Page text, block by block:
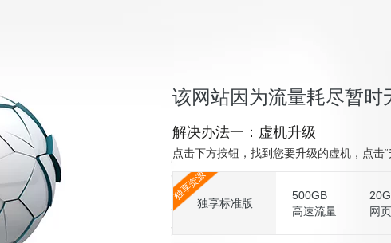
该网站因为流量耗尽暂时
解决办法一：虚机升级
点击下方按钮，找到您要升级的虚机，点击
独享资源
独享标准版
500GB
高速流量
网